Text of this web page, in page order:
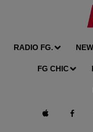
RADIO FG.
FG CHIC